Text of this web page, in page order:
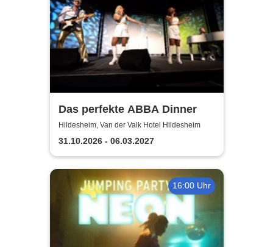
Das perfekte ABBA Dinner
Hildesheim, Van der Valk Hotel Hildesheim
31.10.2026 - 06.03.2027
16:00 Uhr